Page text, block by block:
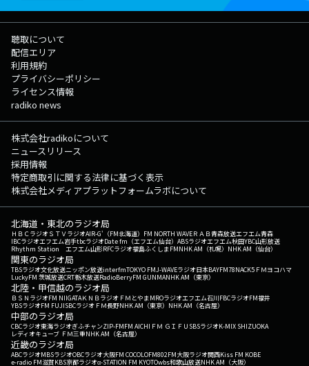
聴取について
配信エリア
利用規約
プライバシーポリシー
ライセンス情報
radiko news
株式会社radikoについて
ニュースリリース
採用情報
特定商取引に関する法律に基づく表示
株式会社メディアプラットフォームラボについて
北海道・東北のラジオ局
ＨＢＣラジオＳＴＶラジオAIR-G'（FM北海道） FM NORTH WAVEＲＡＢ青森放送エフエム青森
IBCラジオエフエム岩手tbcラジオDate fm（エフエム仙台） ABSラジオエフエム秋田YBC山形放送
Rhythm Station エフエム山形RFCラジオ福島ふくしまFMNHK AM（札幌） NHK AM（仙台）
関東のラジオ局
TBSラジオ文化放送ニッポン放送interfmTOKYO FMJ-WAVEラジオ日本BAYFM78NACK5 ＦＭヨコハマ
LuckyFM 茨城放送CRT栃木放送RadioBerryFM GUNMANHK AM（東京）
北陸・甲信越のラジオ局
ＢＳＮラジオFM NIIGATAＫＮＢラジオ ＦＭとやまMROラジオエフエム石川FBCラジオFM福井
YBSラジオFM FUJISBCラジオ ＦＭ長野NHK AM（東京） NHK AM（名古屋）
中部のラジオ局
CBCラジオ東海ラジオぎふチャンZIP-FMFM AICHI ＦＭ ＧＩＦＵ SBSラジオK-MIX SHIZUOKA
レディオキューブ ＦＭ三重NHK AM（名古屋）
近畿のラジオ局
ABCラジオMBSラジオOBCラジオ大阪FM COCOLOFM802FM大阪ラジオ関西Kiss FM KOBE
e-radio FM滋賀KBS京都ラジオα-STATION FM KYOTOwbs和歌山放送NHK AM（大阪）